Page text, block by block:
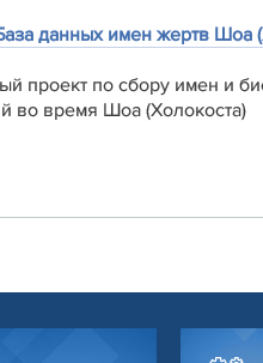
данных имен жертв Шоа
проект по сбору имен и
во время Шоа (Холокоста)